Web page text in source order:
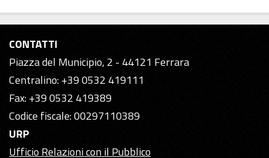
CONTATTI
Piazza del Municipio, 2 - 44121 Ferrara
Centralino: +39 0532 419111
Fax: +39 0532 419389
Codice fiscale: 00297110389
URP
Ufficio Relazioni con il Pubblico